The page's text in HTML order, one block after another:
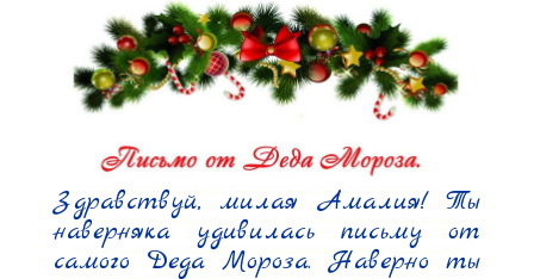
Здравствуй, милая Амалия! Ты
наверняка удивилась письму от
самого Деда Мороза. Наверно ты